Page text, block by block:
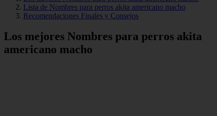
Lista de Nombres para perros akita americano macho
Recomendaciones Finales y Consejos
Los mejores Nombres para perros akita
americano macho